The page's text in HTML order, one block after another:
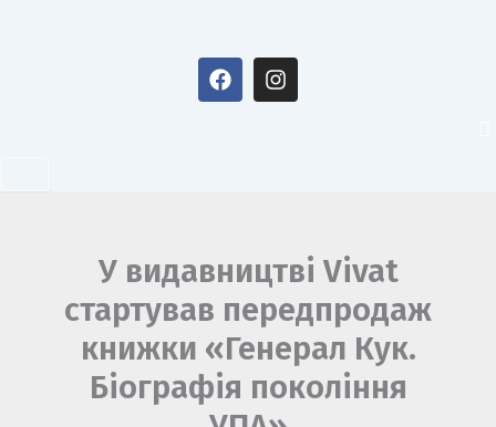
F
a
I
n
У видавництві Vivat
стартував передпродаж
книжки «Генерал Кук.
Біографія покоління